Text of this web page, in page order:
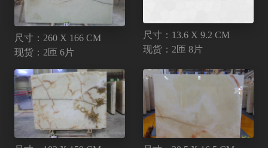
尺寸：260 X 166 CM
现货：2匝 6片
尺寸：13.6 X 9.2 CM
现货：2匝 8片